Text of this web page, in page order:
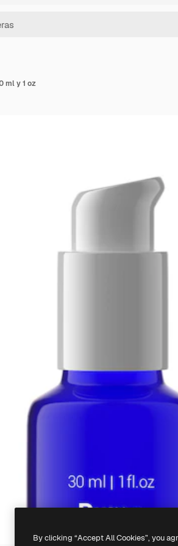
ml y 1 oz
By clicking “Accept All Cookies”, you